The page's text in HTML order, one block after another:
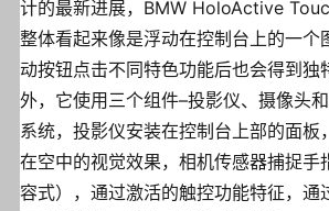
计的最新进展，BMW HoloActive
整体看起来像是浮动在控制台上的一个
动按钮点击不同特色功能后也会得到独
外，它使用三个组件–投影仪、摄像头
系统，投影仪安装在控制台上部的面板
在空中的视觉效果，相机传感器捕捉手
容式），通过激活的触控功能特征，通